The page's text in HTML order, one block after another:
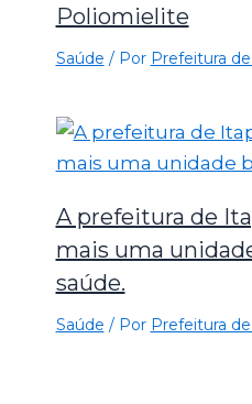
Poliomielite
Saúde / Por Prefeitura
A prefeitura de
mais uma
saúde.
Saúde / Por Prefeitura